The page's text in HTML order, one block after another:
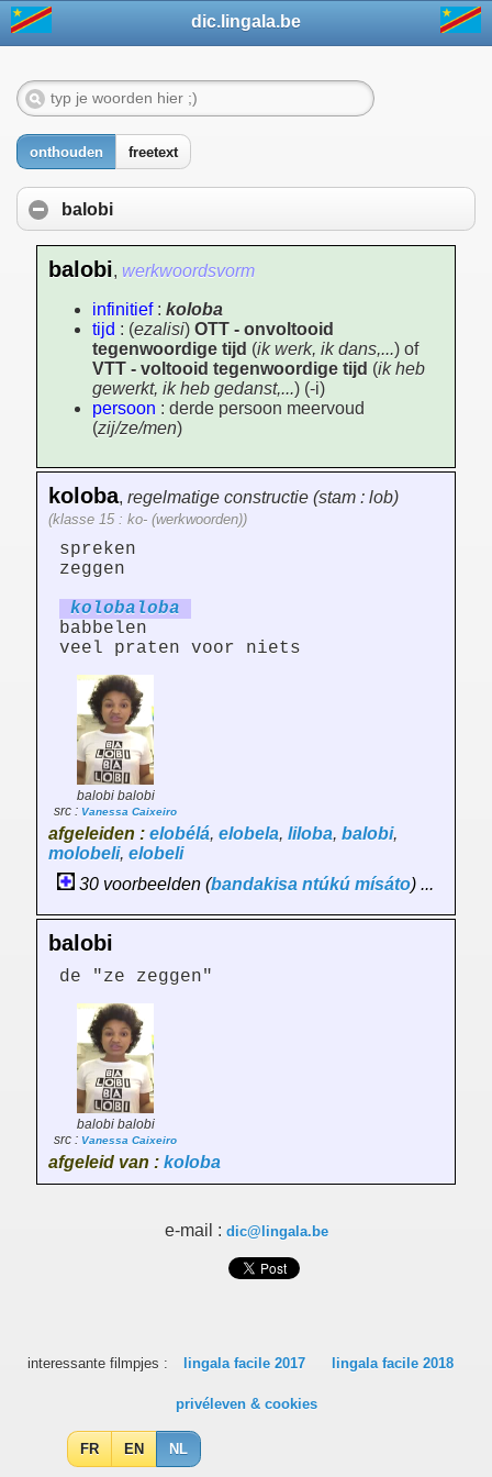
dic.lingala.be
onthouden freetext
balobi
balobi, werkwoordsvorm
infinitief: koloba
tijd : (ezalisi) OTT - onvoltooid
tegenwoordige tijd (ik werk, ik dans,...) of
VTT - voltooid tegenwoordige tijd (ik heb
gewerkt, ik heb gedanst,...) (-i)
persoon : derde persoon meervoud
(zij/ze/men)
koloba, regelmatige constructie (stam : lob)
(klasse 15 : ko- (werkwoorden))
spreken
zeggen
kolobaloba
babbelen
veel praten voor niets
balobi balobi
src : Vanessa Caixeiro
afgeleiden : elobélá, elobela, liloba, balobi,
molobeli, elobeli
30 voorbeelden (bandakisa ntúkú mísáto) ...
balobi
de "ze zeggen"
balobi balobi
src : Vanessa Caixeiro
afgeleid van : koloba
e-mail : dic@lingala.be
interessante filmpjes : lingala facile 2017 lingala facile 2018
privéleven & cookies
FR EN NL